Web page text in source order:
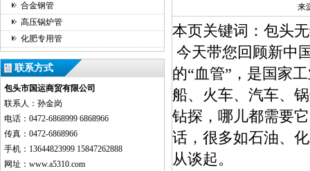
合金钢管
高压锅炉管
化肥专用管
联系方式
包头市国运商贸有限公司
联系人：孙金岗
电话：0472-6868999 6868966
传真：0472-6868966
手机：13644823999 15847262888
网址：www.a5310.com
来
本页关键词：包头
今天带您回顾新中
的“血管”，是国家
船、火车、汽车、
钻探，哪儿都需要
话，很多如石油、
从谈起。